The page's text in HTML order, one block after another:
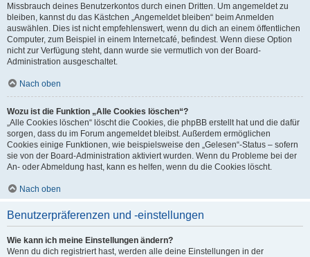
Missbrauch deines Benutzerkontos durch einen Dritten. Um angemeldet zu
bleiben, kannst du das Kästchen „Angemeldet bleiben“ beim Anmelden
auswählen. Dies ist nicht empfehlenswert, wenn du dich an einem öffentlichen
Computer, zum Beispiel in einem Internetcafé, befindest. Wenn diese Option
nicht zur Verfügung steht, dann wurde sie vermutlich von der Board-
Administration ausgeschaltet.
Nach oben
Wozu ist die Funktion „Alle Cookies löschen“?
„Alle Cookies löschen“ löscht die Cookies, die phpBB erstellt hat und die dafür
sorgen, dass du im Forum angemeldet bleibst. Außerdem ermöglichen
Cookies einige Funktionen, wie beispielsweise den „Gelesen“-Status – sofern
sie von der Board-Administration aktiviert wurden. Wenn du Probleme bei der
An- oder Abmeldung hast, kann es helfen, wenn du die Cookies löscht.
Nach oben
Benutzerpräferenzen und -einstellungen
Wie kann ich meine Einstellungen ändern?
Wenn du dich registriert hast, werden alle deine Einstellungen in der